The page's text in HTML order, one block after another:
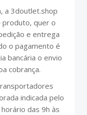
a 3doutlet.shop
produto, quer o
e entrega
o pagamento é
bancária o envio
cobrança.
indicada pelo
das 9h às